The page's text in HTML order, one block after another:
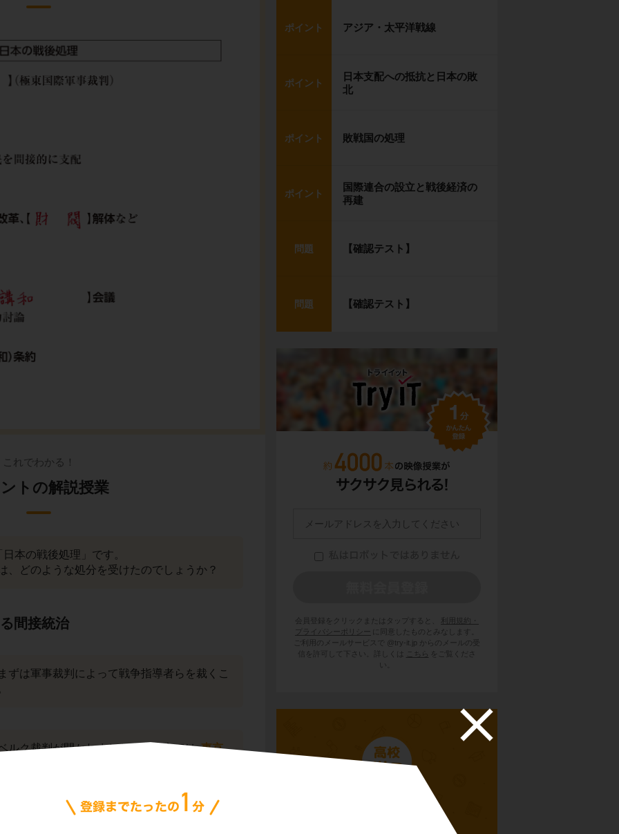
これでわかる！
トの解説授業
本の戦後処理」です。
、どのような処分を受けたのでしょうか？
間接統治
ずは軍事裁判によって戦争指導者らを裁くこ
ルク裁判が開かれましたが、東京では東京
ポイント アジア・太平洋戦線
ポイント
日本支配への抵抗と日本の敗
北
ポイント 敗戦国の処理
ポイント
国際連合の設立と戦後経済の
再建
問題 【確認テスト】
問題 【確認テスト】
会員登録をクリックまたはタップすると、
利用規約・
プライバシーポリシー
に同意したものとみなします。
ご利用のメールサービスで @try-it.jp からのメールの受
信を許可して下さい。詳しくは
こちら
をご覧くださ
い。